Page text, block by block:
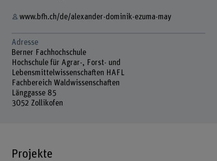
www.bfh.ch/de/alexander-dominik-ezuma-may
Adresse
Berner Fachhochschule
Hochschule für Agrar-, Forst- und
Lebensmittelwissenschaften HAFL
Fachbereich Waldwissenschaften
Länggasse 85
3052 Zollikofen
Projekte